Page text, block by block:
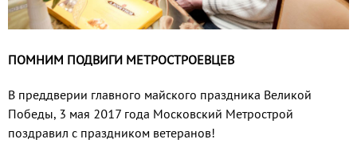
ПОМНИМ ПОДВИГИ МЕТРОСТРОЕВЦЕВ
В преддверии главного майского праздника Великой
Победы, 3 мая 2017 года Московский Метрострой
поздравил с праздником ветеранов!